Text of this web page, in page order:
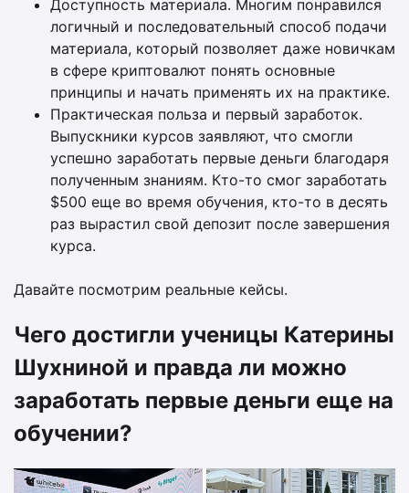
Доступность материала. Многим понравился
логичный и последовательный способ подачи
материала, который позволяет даже новичкам
в сфере криптовалют понять основные
принципы и начать применять их на практике.
Практическая польза и первый заработок.
Выпускники курсов заявляют, что смогли
успешно заработать первые деньги благодаря
полученным знаниям. Кто-то смог заработать
$500 еще во время обучения, кто-то в десять
раз вырастил свой депозит после завершения
курса.
Давайте посмотрим реальные кейсы.
Чего достигли ученицы Катерины
Шухниной и правда ли можно
заработать первые деньги еще на
обучении?